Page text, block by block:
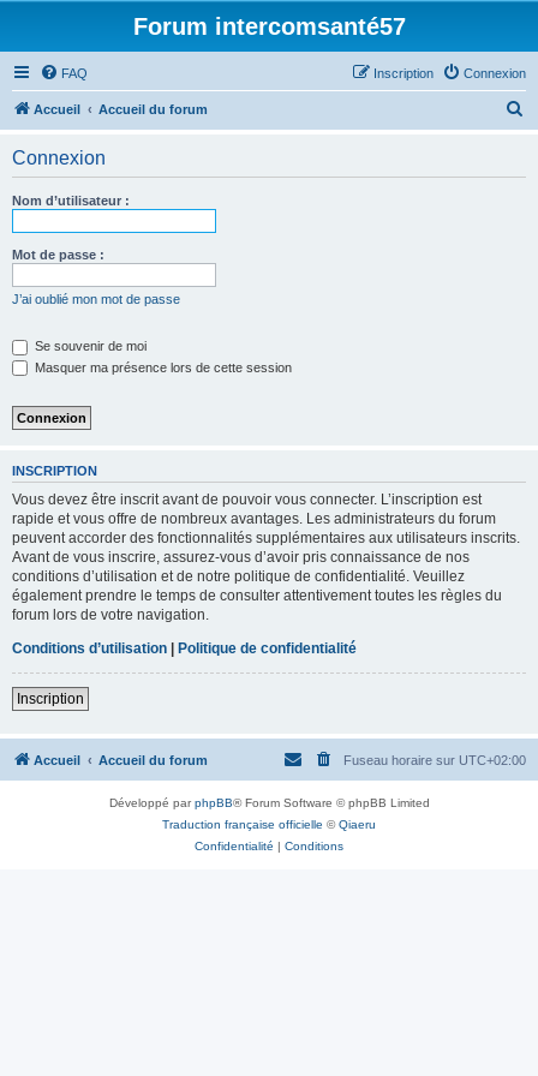
Forum intercomsanté57
FAQ Connexion
Inscription
Accueil Accueil du forum
Connexion
Nom d’utilisateur :
Mot de passe :
J’ai oublié mon mot de passe
Se souvenir de moi
Masquer ma présence lors de cette session
INSCRIPTION
Vous devez être inscrit avant de pouvoir vous connecter. L’inscription est
rapide et vous offre de nombreux avantages. Les administrateurs du forum
peuvent accorder des fonctionnalités supplémentaires aux utilisateurs inscrits.
Avant de vous inscrire, assurez-vous d’avoir pris connaissance de nos
conditions d’utilisation et de notre politique de confidentialité. Veuillez
également prendre le temps de consulter attentivement toutes les règles du
forum lors de votre navigation.
Conditions d’utilisation | Politique de confidentialité
Inscription
Accueil Accueil du forum Fuseau horaire sur UTC+02:00
Développé parphpBB® Forum Software © phpBB Limited
Traduction française officielle ©Qiaeru
Confidentialité | Conditions